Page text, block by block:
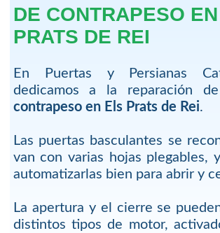
DE CONTRAPESO
PRATS DE REI
En Puertas y Persianas
dedicamos a la reparación
contrapeso en Els Prats de Rei.
Las puertas basculantes se
van con varias hojas plegables,
automatizarlas bien para abrir y
La apertura y el cierre se
distintos tipos de motor,